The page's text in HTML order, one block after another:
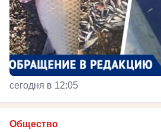
сегодня в 12:05
Общество